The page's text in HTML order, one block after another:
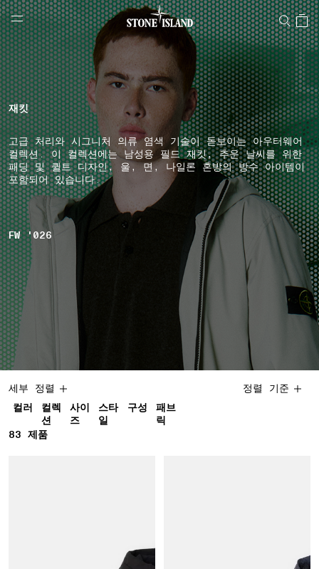
NAVIGATION.ARIA.GOTOMAINCONTENT
LABEL.SHOPPINGCOUNTRY 대한민국
재킷
고급 처리와 시그니처 의류 염색 기술이 돋보이는 아우터웨어
컬렉션. 이 컬렉션에는 남성용 필드 재킷, 추운 날씨를 위한
패딩 및 퀼트 디자인, 울, 면, 나일론 혼방의 방수 아이템이
포함되어 있습니다.
FW '026
세부 정렬
컬러
컬렉
션
사이
즈
스타
일
구성
패브
릭
정렬 기준
83 83 제품
제품